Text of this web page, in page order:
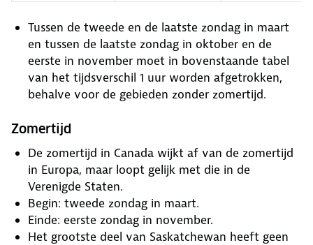
Tussen de tweede en de laatste zondag in maart
en tussen de laatste zondag in oktober en de
eerste in november moet in bovenstaande tabel
van het tijdsverschil 1 uur worden afgetrokken,
behalve voor de gebieden zonder zomertijd.
Zomertijd
De zomertijd in Canada wijkt af van de zomertijd
in Europa, maar loopt gelijk met die in de
Verenigde Staten.
Begin: tweede zondag in maart.
Einde: eerste zondag in november.
Het grootste deel van Saskatchewan heeft geen